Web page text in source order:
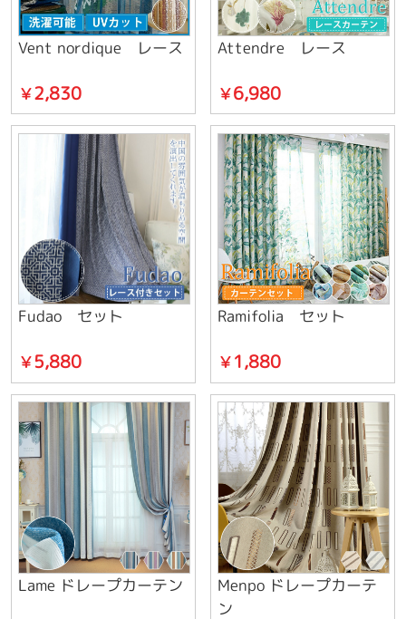
Vent nordique レース
￥2,830
Attendre レース
￥6,980
Fudao セット
￥5,880
Ramifolia セット
￥1,880
Lame ドレープカーテン
Menpo ドレープカーテ
ン